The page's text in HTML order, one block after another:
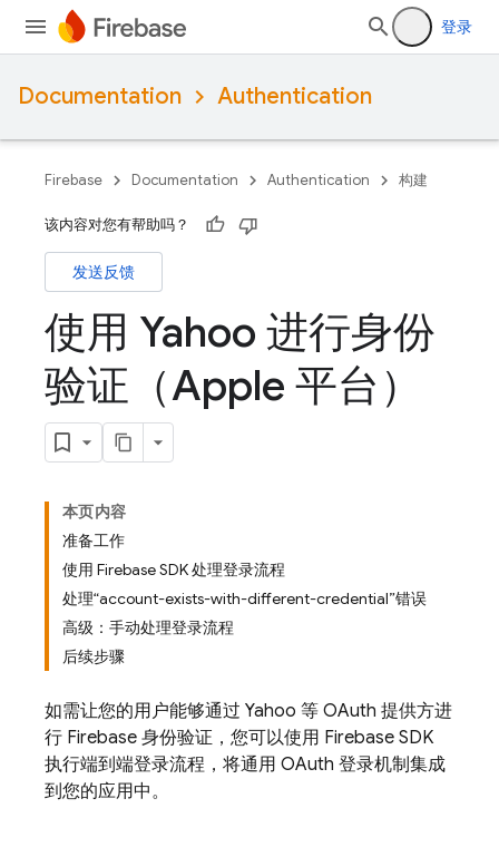
登录
Documentation Authentication
Firebase Documentation Authentication 构建
该内容对您有帮助吗？
发送反馈
使用 Yahoo 进行身份
验证（Apple 平台）
本页内容
准备工作
使用 Firebase SDK 处理登录流程
处理“account-exists-with-different-credential”错误
高级：手动处理登录流程
后续步骤
如需让您的用户能够通过 Yahoo 等 OAuth 提供方进
行 Firebase 身份验证，您可以使用 Firebase SDK
执行端到端登录流程，将通用 OAuth 登录机制集成
到您的应用中。